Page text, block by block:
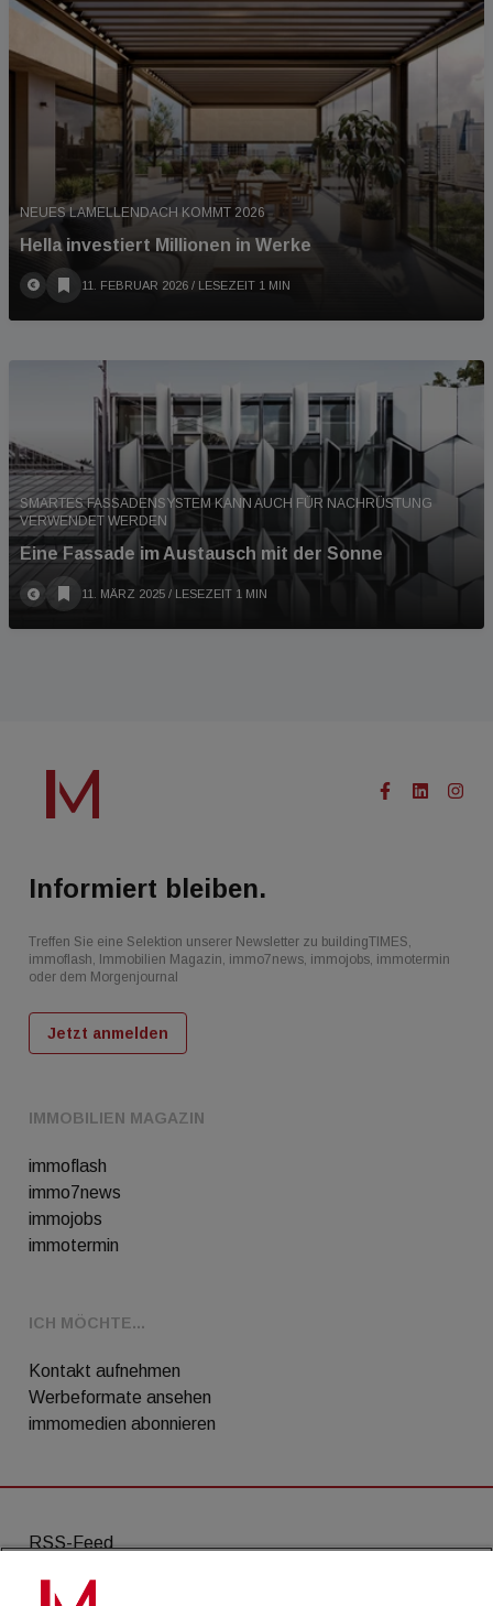
NEUES LAMELLENDACH KOMMT 2026
Hella investiert Millionen in Werke
11. FEBRUAR 2026 / LESEZEIT 1 MIN
SMARTES FASSADENSYSTEM KANN AUCH FÜR NACHRÜSTUNG
VERWENDET WERDEN
Eine Fassade im Austausch mit der Sonne
11. MÄRZ 2025 / LESEZEIT 1 MIN
IMMOBILIEN MAGAZIN
immoflash
immo7news
immojobs
immotermin
ICH MÖCHTE...
Kontakt aufnehmen
Werbeformate ansehen
immomedien abonnieren
Informiert bleiben.
Treffen Sie eine Selektion unserer Newsletter zu buildingTIMES,
immoflash, Immobilien Magazin, immo7news, immojobs, immotermin
oder dem Morgenjournal
Jetzt anmelden
RSS-Feed
AGB